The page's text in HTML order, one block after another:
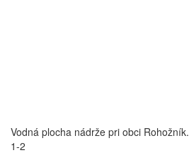
Vodná plocha nádrže pri obci Rohožník.
1-2